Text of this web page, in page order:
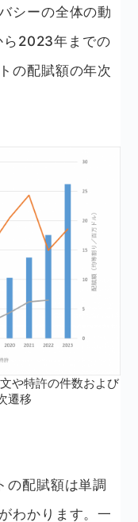
シーの全体の動
ら2023年までの
の配賦額の年次
や特許の件数および
遷移
の配賦額は単調
わかります。一